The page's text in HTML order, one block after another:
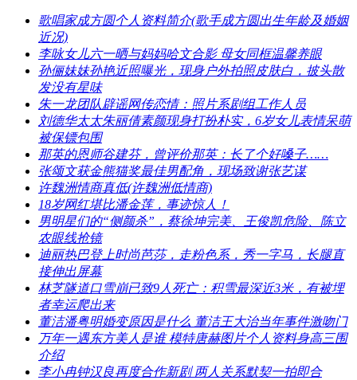
​歌唱家成方圆个人资料简介(歌手成方圆出生年龄及婚姻
近况)
​李咏女儿六一晒与妈妈哈文合影 母女同框温馨养眼
​孙俪妹妹孙艳近照曝光，现身户外拍照皮肤白，披头散
发没有星味
​朱一龙团队辟谣网传恋情：照片系剧组工作人员
​刘德华太太朱丽倩素颜现身打扮朴实，6岁女儿表情呆萌
被保镖包围
​那英的恩师谷建芬，曾评价那英：长了个好嗓子……
​张颂文获金熊猫奖最佳男配角，现场致谢张艺谋
​许魏洲情商真低(许魏洲低情商)
​18岁网红堪比潘金莲，事迹惊人！
​男明星们的“侧颜杀”，蔡徐坤完美、王俊凯危险、陈立
农眼线抢镜
​迪丽热巴登上时尚芭莎，走粉色系，秀一字马，长腿直
接伸出屏幕
​林芝隧道口雪崩已致9人死亡：积雪最深近3米，有被埋
者幸运爬出来
​董洁潘粤明婚变原因是什么 董洁王大治当年事件激吻门
​万年一遇东方美人是谁 模特唐赫图片个人资料身高三围
介绍
​李小冉钟汉良再度合作新剧 两人关系默契一拍即合